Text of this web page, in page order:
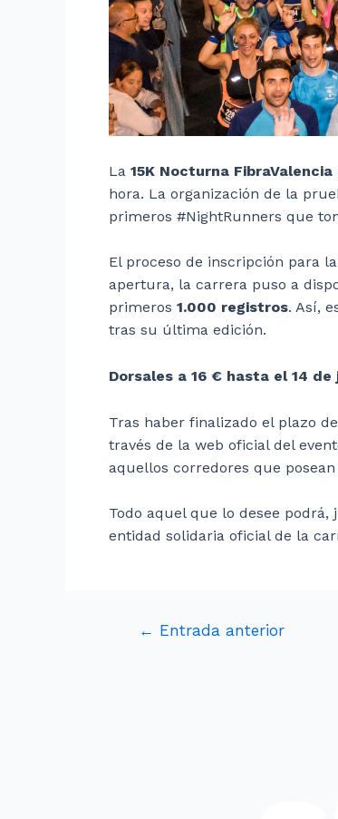
La 15K Nocturna FibraValencia
hora. La organización de la
primeros #NightRunners que
El proceso de inscripción para
apertura, la carrera puso a
primeros 1.000 registros. Así,
tras su última edición.
Dorsales a 16 € hasta el 14 de
Tras haber finalizado el plazo
través de la web oficial del
aquellos corredores que
Todo aquel que lo desee
entidad solidaria oficial de la
← Entrada anterior